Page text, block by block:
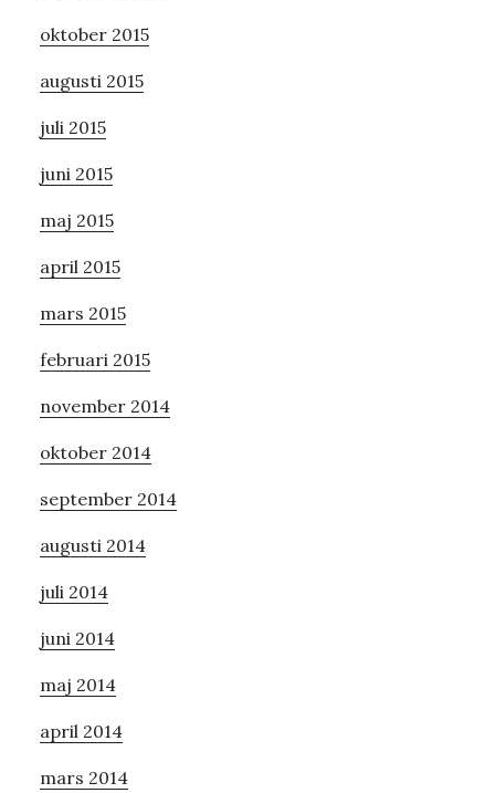
oktober 2015
augusti 2015
juli 2015
juni 2015
maj 2015
april 2015
mars 2015
februari 2015
november 2014
oktober 2014
september 2014
augusti 2014
juli 2014
juni 2014
maj 2014
april 2014
mars 2014